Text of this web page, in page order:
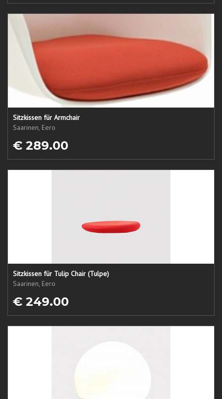
Sitzkissen für Armchair
Saarinen, Eero
€ 289.00
Sitzkissen für Tulip Chair (Tulpe)
Saarinen, Eero
€ 249.00